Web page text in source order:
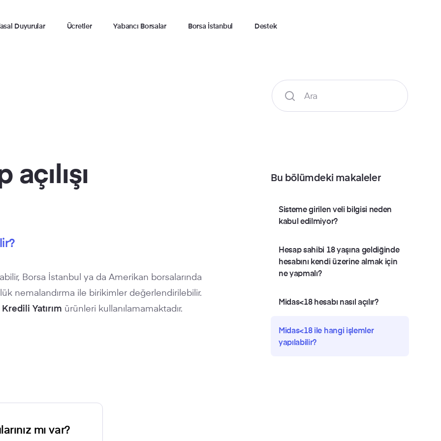
Duyurular Ücretler Yabancı Borsalar Borsa İstanbul Destek
Borsa İstanbul ya da Amerikan borsalarında
nemalandırma ile birikimler değerlendirilebilir.
Kredili Yatırım ürünleri kullanılamamaktadır.
mı var?
Bu bölümdeki makaleler
Sisteme girilen veli bilgisi neden
kabul edilmiyor?
Hesap sahibi 18 yaşına geldiğinde
hesabını kendi üzerine almak için
ne yapmalı?
Midas<18 hesabı nasıl açılır?
Midas<18 ile hangi işlemler
yapılabilir?